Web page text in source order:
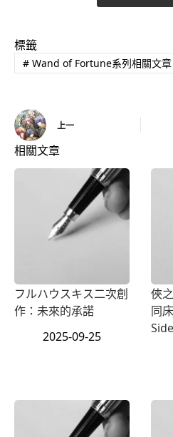
標籤
#Wand of Fortune系列相關文章
上一
相關文章
フルハウスキス二次創
作：未來的承諾
2025-09-25
俠
同
Side